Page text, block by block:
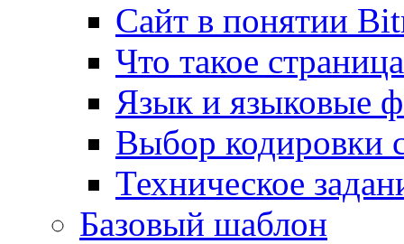
Сайт в понятии
Что такое страница
Язык и языковые
Выбор кодировки
Техническое
Базовый шаблон